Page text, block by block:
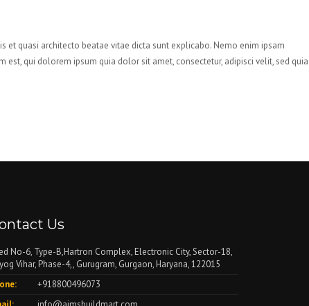
quasi architecto beatae vitae dicta sunt explicabo. Nemo enim ipsam
qui dolorem ipsum quia dolor sit amet, consectetur, adipisci velit, sed quia
Us
No-6, Type-B,Hartron Complex, Electronic City, Sector-18,
Vihar, Phase-4,, Gurugram, Gurgaon, Haryana, 122015
+918800496073